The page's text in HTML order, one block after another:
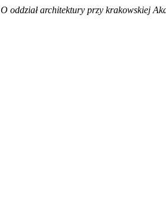
O oddział architektury przy krakowskiej